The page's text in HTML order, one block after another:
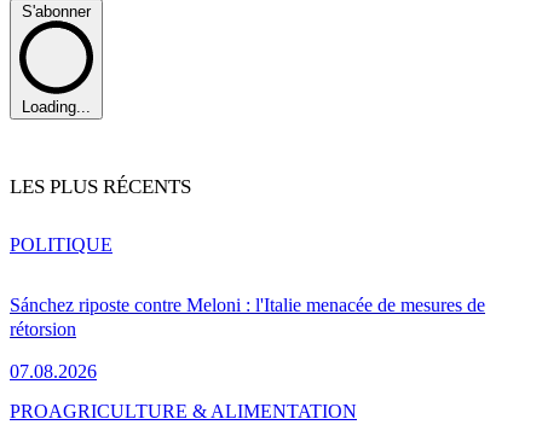
S'abonner
Loading...
LES PLUS RÉCENTS
Sánchez riposte contre Meloni : l'Italie menacée de mesures de
rétorsion
07.08.2026
POLITIQUE
PROAGRICULTURE & ALIMENTATION